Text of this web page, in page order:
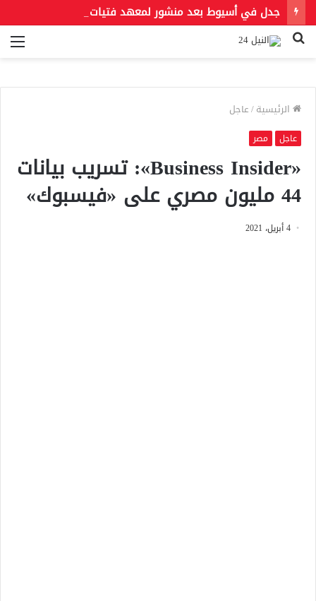
بحث
الرئيسية/عاجل
عاجل مصر
«Business Insider»: تسريب بيانات
44 مليون مصري على «فيسبوك»
4 أبريل، 2021